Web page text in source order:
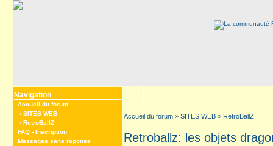
Navigation
Accueil du forum
‹ SITES WEB
‹ RetroBallZ
FAQ - Inscription
Messages sans réponse
Accueil du forum » SITES WEB » RetroBallZ
Retroballz: les objets